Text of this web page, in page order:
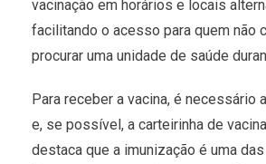
vacinação em horários e locais
facilitando o acesso para quem não
procurar uma unidade de saúde
Para receber a vacina, é necessário
e, se possível, a carteirinha de
destaca que a imunização é uma